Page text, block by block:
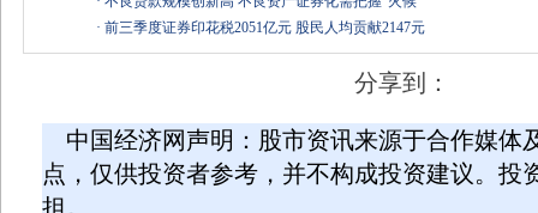
· 前三季度证券印花税2051亿元 股民人均贡献2147元
分享到：
中国经济网声明：股市资讯来源于合作媒体
点，仅供投资者参考，并不构成投资建议。投
担。